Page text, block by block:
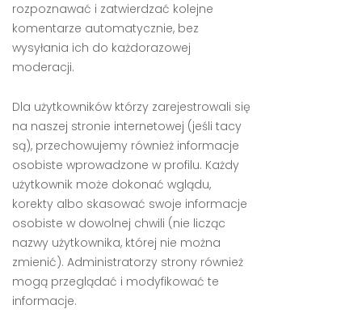
rozpoznawać i zatwierdzać kolejne
komentarze automatycznie, bez
wysyłania ich do każdorazowej
moderacji.
Dla użytkowników którzy zarejestrowali się
na naszej stronie internetowej (jeśli tacy
są), przechowujemy również informacje
osobiste wprowadzone w profilu. Każdy
użytkownik może dokonać wglądu,
korekty albo skasować swoje informacje
osobiste w dowolnej chwili (nie licząc
nazwy użytkownika, której nie można
zmienić). Administratorzy strony również
mogą przeglądać i modyfikować te
informacje.